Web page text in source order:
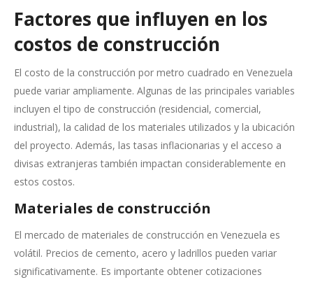
Factores que influyen en los
costos de construcción
El costo de la construcción por metro cuadrado en Venezuela
puede variar ampliamente. Algunas de las principales variables
incluyen el tipo de construcción (residencial, comercial,
industrial), la calidad de los materiales utilizados y la ubicación
del proyecto. Además, las tasas inflacionarias y el acceso a
divisas extranjeras también impactan considerablemente en
estos costos.
Materiales de construcción
El mercado de materiales de construcción en Venezuela es
volátil. Precios de cemento, acero y ladrillos pueden variar
significativamente. Es importante obtener cotizaciones